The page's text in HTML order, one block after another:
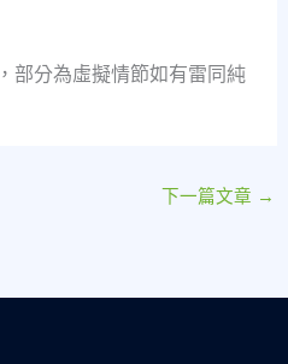
部分為虛擬情節如有雷同純
下一篇文章 →